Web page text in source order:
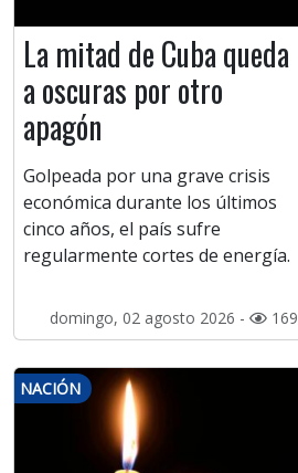
La mitad de Cuba queda
a oscuras por otro
apagón
Golpeada por una grave crisis
económica durante los últimos
cinco años, el país sufre
regularmente cortes de energía.
domingo, 02 agosto 2026 - 169
NACIÓN